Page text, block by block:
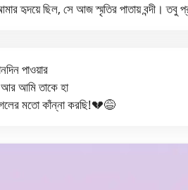
হৃদয়ে ছিল, সে আজ স্মৃতির পাতায় বন্দী। তবু
পাওয়ার
আমি তাকে হা
মতো কাঁন্না করছি!💔😅